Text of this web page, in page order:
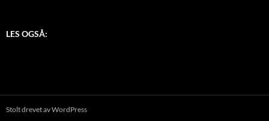
LES OGSÅ:
Stolt drevet av WordPress